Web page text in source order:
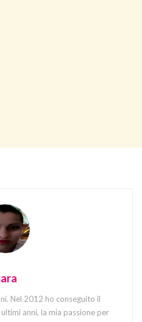
Nel 2012 ho conseguito il
anni, la mia passione per